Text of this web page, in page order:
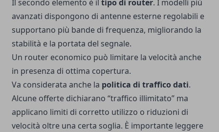
Il secondo elemento è il tipo di router. I modelli più
avanzati dispongono di antenne esterne regolabili e
supportano più bande di frequenza, migliorando la
stabilità e la portata del segnale.
Un router economico può limitare la velocità anche
in presenza di ottima copertura.
Va considerata anche la politica di traffico dati.
Alcune offerte dichiarano “traffico illimitato” ma
applicano limiti di corretto utilizzo o riduzioni di
velocità oltre una certa soglia. È importante leggere